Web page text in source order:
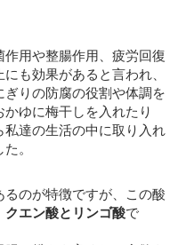
作用や整腸作用、疲労回復
も効果があると言われ、
ぎりの防腐の役割や体調を
かゆに梅干しを入れたり
私達の生活の中に取り入れ
。
るのが特徴ですが、この酸
クエン酸とリンゴ酸で